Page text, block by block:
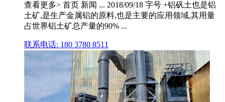
查看更多> 首页 新闻 ... 2018/09/18 字号 +铝矾土也是铝
土矿,是生产金属铝的原料,也是主要的应用领域,其用量
占世界铝土矿总产量的90% ...
联系电话: 180 3780 8511